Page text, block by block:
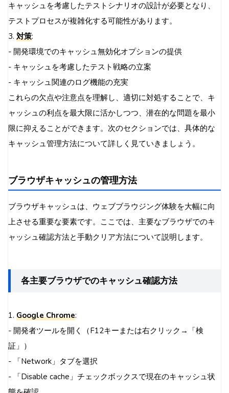
キャッシュを考慮したテストシナリオの設計が必要となり、
テストプロセスが複雑化する可能性があります。
3. 対策:
- 開発環境でのキャッシュ無効化オプションの提供
- キャッシュを考慮したテスト戦略の立案
- キャッシュ関連のログ機能の充実
これらの欠点や注意点を理解し、適切に対処することで、キ
ャッシュの利点を最大限に活かしつつ、潜在的な問題を最小
限に抑えることができます。次のセクションでは、具体的な
キャッシュ管理方法について詳しく見ていきましょう。
ブラウザキャッシュの管理方法
ブラウザキャッシュは、ウェブブラウジング体験を大幅に向
上させる重要な要素です。ここでは、主要なブラウザでのキ
ャッシュ確認方法と手動クリア方法について説明します。
各主要ブラウザでのキャッシュ確認方法
1. Google Chrome:
- 開発者ツールを開く（F12キーまたは右クリック→「検
証」）
- 「Network」タブを選択
- 「Disable cache」チェックボックスで現在のキャッシュ状